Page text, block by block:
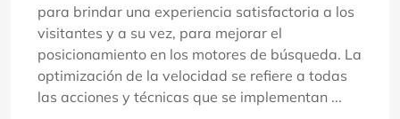
para brindar una experiencia satisfactoria a los
visitantes y a su vez, para mejorar el
posicionamiento en los motores de búsqueda. La
optimización de la velocidad se refiere a todas
las acciones y técnicas que se implementan ...